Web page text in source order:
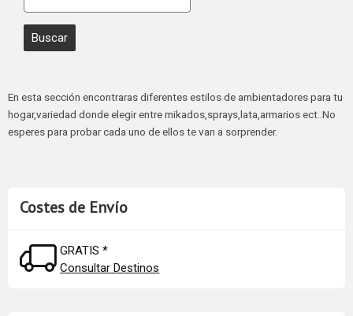
Costes de Envío
GRATIS *
Consultar Destinos
En esta sección encontraras diferentes estilos de ambientadores para tu
hogar,variedad donde elegir entre mikados,sprays,lata,armarios ect..No
esperes para probar cada uno de ellos te van a sorprender.